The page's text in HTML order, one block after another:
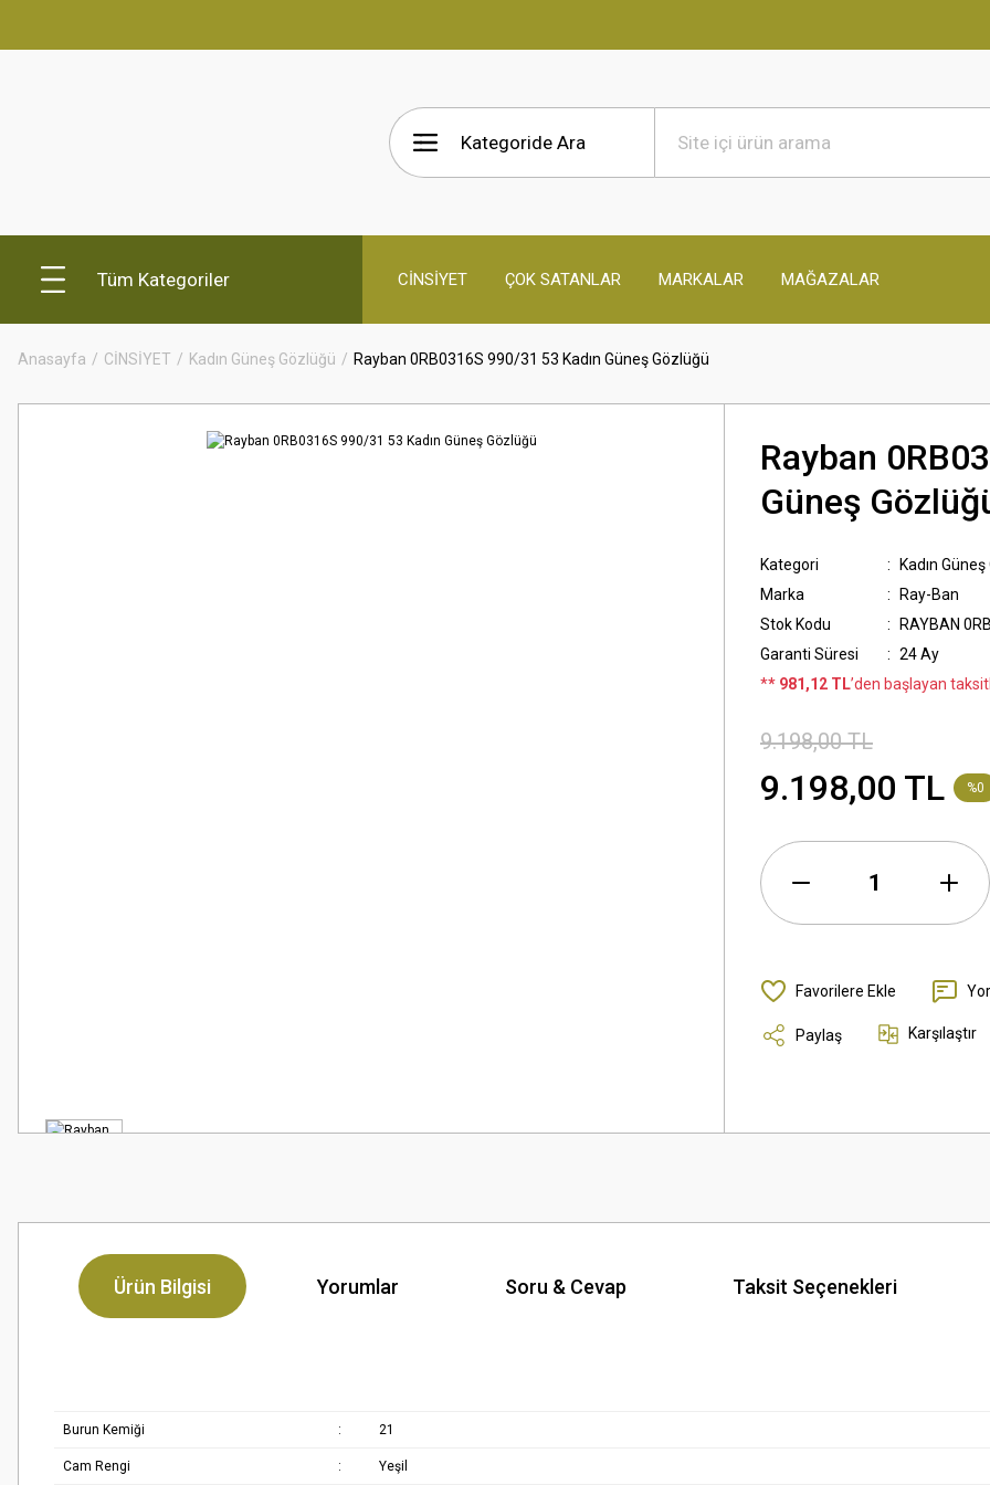
Tüm Kategoriler CİNSİYET ÇOK SATANLAR MARKALAR MAĞAZALAR
Anasayfa CİNSİYET Kadın Güneş Gözlüğü Rayban 0RB0316S 990/31 53 Kadın Güneş Gözlüğü
Rayban
Güneş
Kategori
Kadın
Marka
Ray-Ban
Stok Kodu
RAYBAN
Garanti Süresi
24 Ay
** 981,12 TL’den başlayan
9.198,00 TL
9.198,00 TL %0
Paylaş Karşılaştır
Ürün Bilgisi Yorumlar Soru & Cevap Taksit Seçenekleri
Burun Kemiği : 21
Cam Rengi : Yeşil